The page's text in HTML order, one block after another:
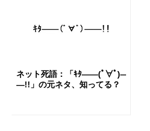
ネット死語：「ｷﾀ――(ﾟ∀ﾟ)―
―!!」の元ネタ、知ってる？